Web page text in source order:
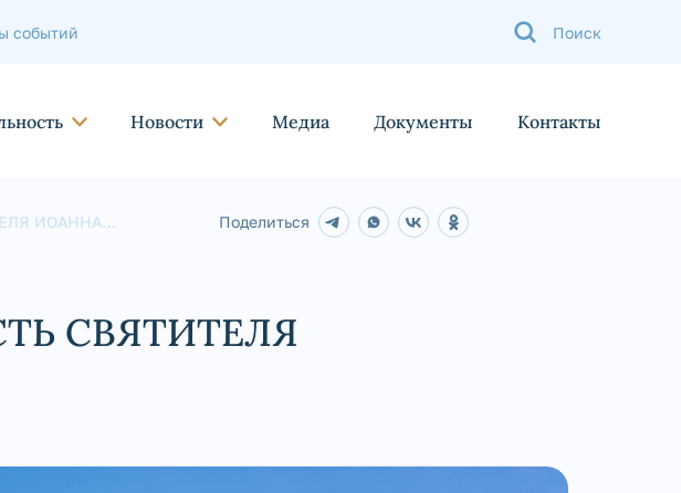
событий
Новости Медиа Документы Контакты
ИОАННА
Поделиться
СВЯТИТЕЛЯ